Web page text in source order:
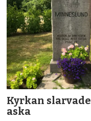
Kyrkan
aska